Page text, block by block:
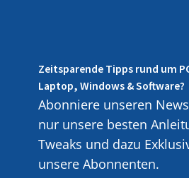
Zeitsparende Tipps rund um
Laptop, Windows & Software?
Abonniere unseren
nur unsere besten
Tweaks und dazu
unsere Abonnenten.